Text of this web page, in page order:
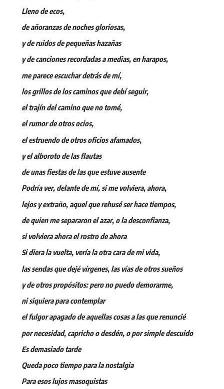
Lleno de ecos,
de añoranzas de noches gloriosas,
y de ruidos de pequeñas hazañas
y de canciones recordadas a medias, en harapos,
me parece escuchar detrás de mí,
los grillos de los caminos que debí seguir,
el trajín del camino que no tomé,
el rumor de otros ocios,
el estruendo de otros oficios afamados,
y el alboroto de las flautas
de unas fiestas de las que estuve ausente
Podría ver, delante de mí, si me volviera, ahora,
lejos y extraño, aquel que rehusé ser hace tiempos,
de quien me separaron el azar, o la desconfianza,
si volviera ahora el rostro de ahora
Si diera la vuelta, vería la otra cara de mi vida,
las sendas que dejé vírgenes, las vías de otros sueños
y de otros propósitos: pero no puedo demorarme,
ni siquiera para contemplar
el fulgor apagado de aquellas cosas a las que renuncié
por necesidad, capricho o desdén, o por simple descuido
Es demasiado tarde
Queda poco tiempo para la nostalgia
Para esos lujos masoquistas